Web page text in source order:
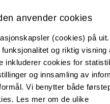
anvender cookies
(cookies) på
og riktig visning
inkluderer cookies for
og innsamling av
Vi benytter både
Les mer om de ulike
om
muligheter direkte
følge
ellerTikTok. Her
og
har å tilby.